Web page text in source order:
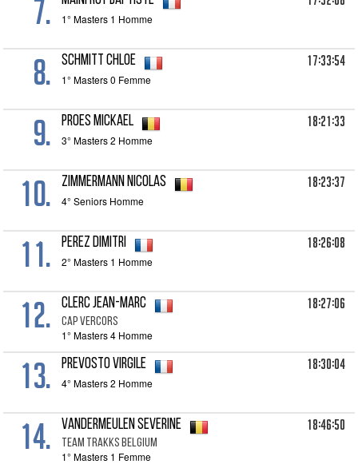
7. 1° Masters 1 Homme
8. SCHMITT Chloe
1° Masters 0 Femme
17:33:54
9. PROES Mickael
3° Masters 2 Homme
18:21:33
10. ZIMMERMANN Nicolas
4° Seniors Homme
18:23:37
11. PEREZ Dimitri
2° Masters 1 Homme
18:26:08
12. CLERC Jean-Marc
CAP VERCORS
1° Masters 4 Homme
18:27:06
13. PREVOSTO Virgile
4° Masters 2 Homme
18:30:04
14. VANDERMEULEN Severine
TEAM TRAKKS BELGIUM
1° Masters 1 Femme
18:46:50